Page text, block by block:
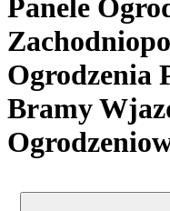
Panele
Ogrodzenia
Bramy